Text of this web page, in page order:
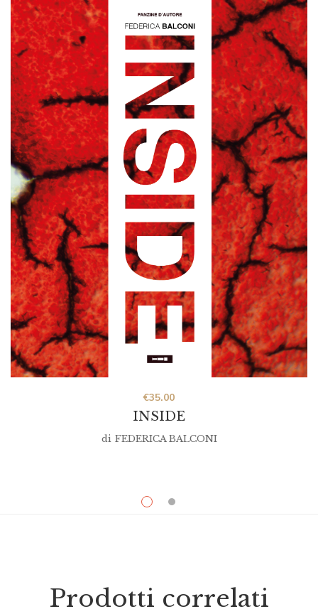
INSIDE
€35.00
di FEDERICA BALCONI
Prodotti correlati